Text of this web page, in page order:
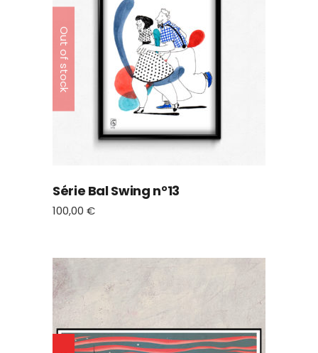
Out of stock
Série Bal Swing n°13
100,00 €